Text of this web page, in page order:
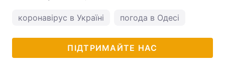
коронавірус в Україні погода в Одесі
ПІДТРИМАЙТЕ НАС